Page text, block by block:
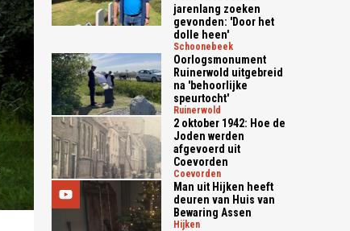
jarenlang zoeken
gevonden: 'Door het
dolle heen'
schoonebeek
Oorlogsmonument
Ruinerwold uitgebreid
na 'behoorlijke
speurtocht'
ruinerwold
2 oktober 1942: Hoe de
Joden werden
afgevoerd uit
Coevorden
coevorden
Man uit Hijken heeft
deuren van Huis van
Bewaring Assen
hijken